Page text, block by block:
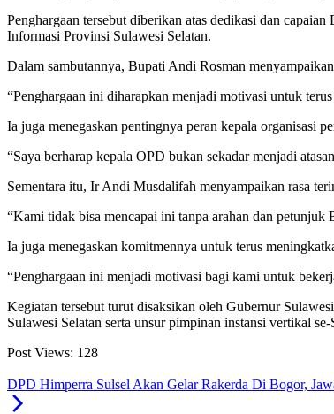
Penghargaan tersebut diberikan atas dedikasi dan
Informasi Provinsi Sulawesi Selatan.
Dalam sambutannya, Bupati Andi Rosman
“Penghargaan ini diharapkan menjadi motivasi untuk
Ia juga menegaskan pentingnya peran kepala organisasi
“Saya berharap kepala OPD bukan sekadar menjadi
Sementara itu, Ir Andi Musdalifah menyampaikan rasa
“Kami tidak bisa mencapai ini tanpa arahan dan
Ia juga menegaskan komitmennya untuk terus
“Penghargaan ini menjadi motivasi bagi kami untuk
Kegiatan tersebut turut disaksikan oleh Gubernur
Sulawesi Selatan serta unsur pimpinan instansi vertikal
Post Views: 128
DPD Himperra Sulsel Akan Gelar Rakerda Di Bogor,